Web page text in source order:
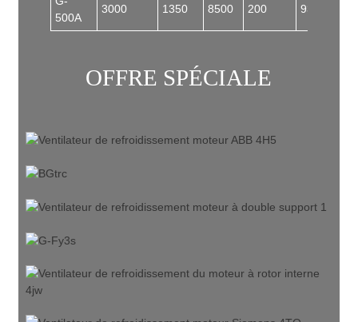
500A
3000 1350 8500 200 93
OFFRE SPÉCIALE